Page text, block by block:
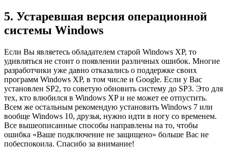
5. Устаревшая версия операционной
системы Windows
Если Вы являетесь обладателем старой Windows XP, то
удивляться не стоит о появлении различных ошибок. Многие
разработчики уже давно отказались о поддержке своих
программ Windows XP, в том числе и Google. Если у Вас
установлен SP2, то советую обновить систему до SP3. Это для
тех, кто влюбился в Windows XP и не может ее отпустить.
Всем же остальным рекомендую установить Windows 7 или
вообще Windows 10, друзья, нужно идти в ногу со временем.
Все вышеописанные способы направлены на то, чтобы
ошибка «Ваше подключение не защищено» больше Вас не
побеспокоила. Спасибо за внимание!